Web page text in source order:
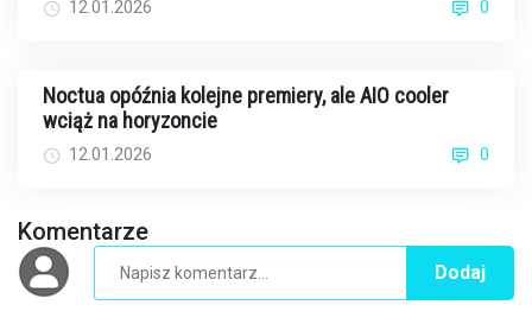
12.01.2026 0
Noctua opóźnia kolejne premiery, ale AIO cooler
wciąż na horyzoncie
12.01.2026 0
Komentarze
Dodaj